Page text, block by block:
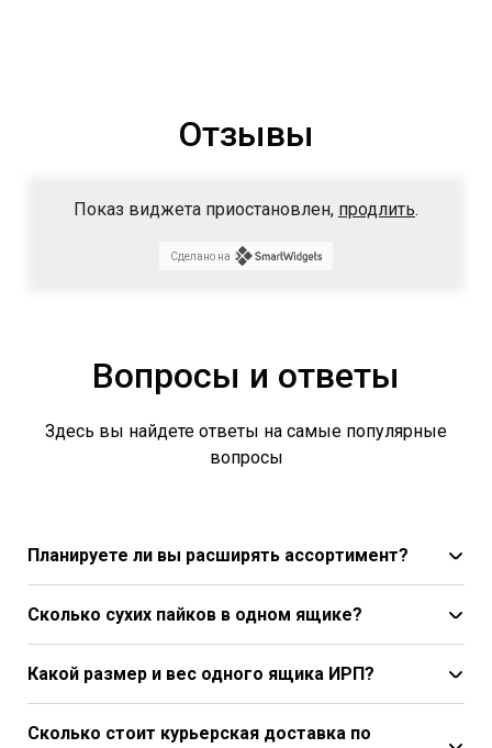
Отзывы
Показ виджета приостановлен, продлить.
Сделано на
Вопросы и ответы
Здесь вы найдете ответы на самые популярные
вопросы
Планируете ли вы расширять ассортимент?
Сколько сухих пайков в одном ящике?
Какой размер и вес одного ящика ИРП?
Сколько стоит курьерская доставка по